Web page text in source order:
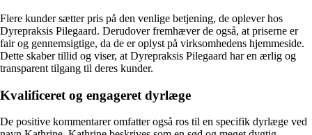
Flere kunder sætter pris på den venlige betjening, de oplever hos
Dyrepraksis Pilegaard. Derudover fremhæver de også, at priserne er
fair og gennemsigtige, da de er oplyst på virksomhedens hjemmeside.
Dette skaber tillid og viser, at Dyrepraksis Pilegaard har en ærlig og
transparent tilgang til deres kunder.
Kvalificeret og engageret dyrlæge
De positive kommentarer omfatter også ros til en specifik dyrlæge ved